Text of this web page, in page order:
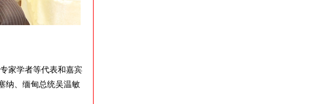
家学者等代表和嘉宾
纳、缅甸总统吴温敏